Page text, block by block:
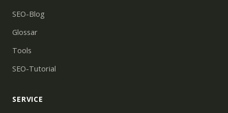
SEO-Blog
Glossar
Tools
SEO-Tutorial
SERVICE